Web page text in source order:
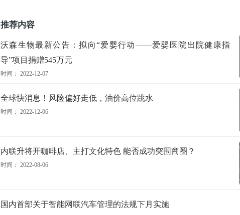
推荐内容
沃森生物最新公告：拟向“爱婴行动——爱婴医院出院健康指
导”项目捐赠545万元
时间： 2022-12-07
全球快消息！风险偏好走低，油价高位跳水
时间： 2022-12-06
内联升将开咖啡店、主打文化特色 能否成功突围商圈？
时间： 2022-08-06
国内首部关于智能网联汽车管理的法规下月实施